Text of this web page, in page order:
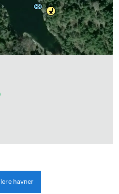
havner